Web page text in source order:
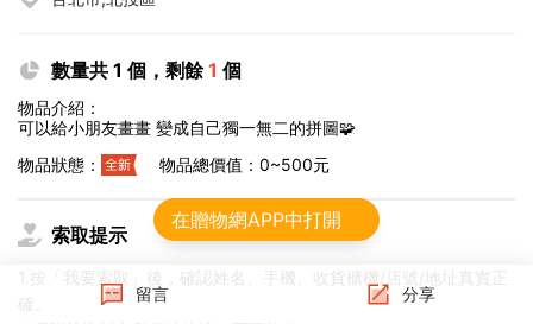
數量共 1 個，剩餘1 個
物品介紹：
可以給小朋友畫畫 變成自己獨一無二的拼圖🧩
物品狀態：
物品總價值：0~500元
索取提示
1.按「我要索取」後，確認姓名、手機、收貨櫃機/店號/地址真實正
確。
留言 分享
在贈物網APP中打開